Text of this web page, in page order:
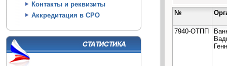
Контакты и реквизиты
Аккредитация в СРО
№
7940-ОТПП